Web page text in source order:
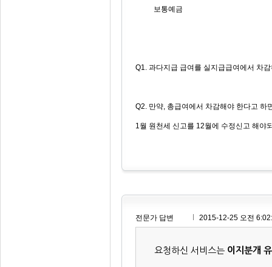
보통예금
Q1. 과다지급 급여를 실지급급여에서 차
Q2. 만약, 총급여에서 차감해야 한다고 하
1월 원천세 신고를 12월에 수정신고 해야
전문가 답변 2015-12-25 오전
요청하신 서비스는 이지분개